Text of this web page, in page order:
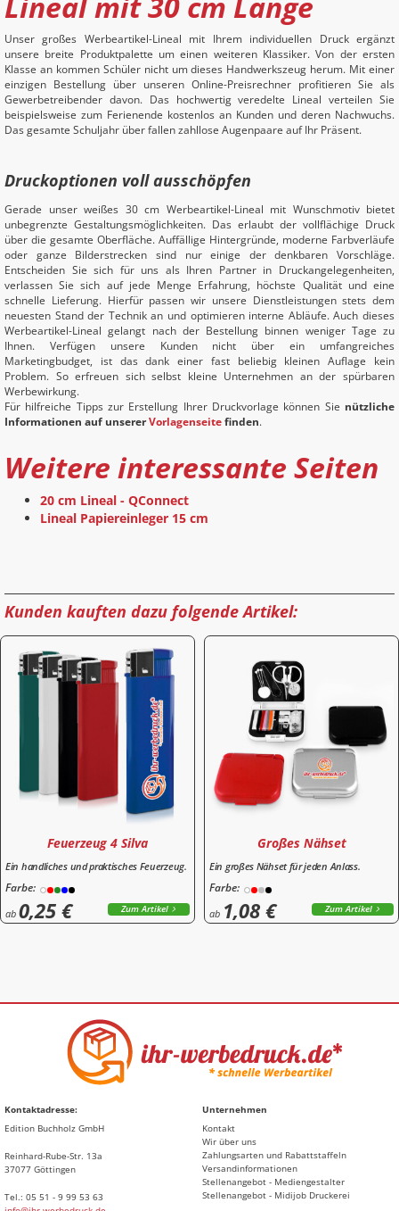
Unser großes Werbeartikel-Lineal mit Ihrem individuellen Druck ergänzt
unsere breite Produktpalette um einen weiteren Klassiker. Von der ersten
Klasse an kommen Schüler nicht um dieses Handwerkszeug herum. Mit einer
einzigen Bestellung über unseren Online-Preisrechner profitieren Sie als
Gewerbetreibender davon. Das hochwertig veredelte Lineal verteilen Sie
beispielsweise zum Ferienende kostenlos an Kunden und deren Nachwuchs.
Das gesamte Schuljahr über fallen zahllose Augenpaare auf Ihr Präsent.
Druckoptionen voll ausschöpfen
Gerade unser weißes 30 cm Werbeartikel-Lineal mit Wunschmotiv bietet
unbegrenzte Gestaltungsmöglichkeiten. Das erlaubt der vollflächige Druck
über die gesamte Oberfläche. Auffällige Hintergründe, moderne Farbverläufe
oder ganze Bilderstrecken sind nur einige der denkbaren Vorschläge.
Entscheiden Sie sich für uns als Ihren Partner in Druckangelegenheiten,
verlassen Sie sich auf jede Menge Erfahrung, höchste Qualität und eine
schnelle Lieferung. Hierfür passen wir unsere Dienstleistungen stets dem
neuesten Stand der Technik an und optimieren interne Abläufe. Auch dieses
Werbeartikel-Lineal gelangt nach der Bestellung binnen weniger Tage zu
Ihnen. Verfügen unsere Kunden nicht über ein umfangreiches
Marketingbudget, ist das dank einer fast beliebig kleinen Auflage kein
Problem. So erfreuen sich selbst kleine Unternehmen an der spürbaren
Werbewirkung.
Für hilfreiche Tipps zur Erstellung Ihrer Druckvorlage können Sie nützliche
Informationen auf unsererVorlagenseitefinden.
Weitere interessante Seiten
20 cm Lineal - QConnect
Lineal Papiereinleger 15 cm
Kunden kauften dazu folgende Artikel:
Feuerzeug 4 Silva
Ein handliches und praktisches Feuerzeug.
Farbe:
ab 0,25 € Zum Artikel
Großes Nähset
Ein großes Nähset für jeden Anlass.
Farbe:
ab 1,08 € Zum Artikel
Kontaktadresse:
Edition Buchholz GmbH
Reinhard-Rube-Str. 13a
37077 Göttingen
Tel.: 05 51 - 9 99 53 63
Unternehmen
Kontakt
Wir über uns
Zahlungsarten und Rabattstaffeln
Versandinformationen
Stellenangebot - Mediengestalter
Stellenangebot - Midijob Druckerei